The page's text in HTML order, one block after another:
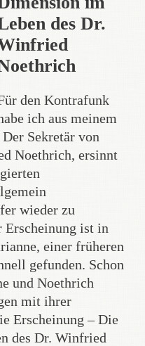
des Dr.
den Kontrafunk
ich aus meinem
Sekretär von
Noethrich, ersinnt
wieder zu
ist in
einer früheren
gefunden. Schon
und Noethrich
mit ihrer
Erscheinung – Die
des Dr. Winfried